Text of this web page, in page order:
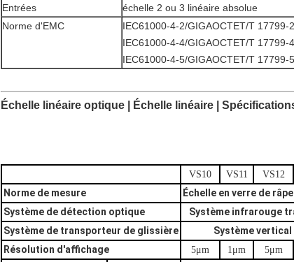
Entrées
échelle 2 ou 3 linéaire absolue
Norme d'EMC
IEC61000-4-2/GIGAOCTET/T 17799-2
IEC61000-4-4/GIGAOCTET/T 17799-4
IEC61000-4-5/GIGAOCTET/T 17799-5
Échelle linéaire optique | Échelle linéaire |
VS10 VS11 VS12
Norme de mesure
Échelle en verre de
Système de détection optique
Système infrarouge
Système de transporteur de glissière
Système
Résolution d'affichage
5μm 1μm 5μm